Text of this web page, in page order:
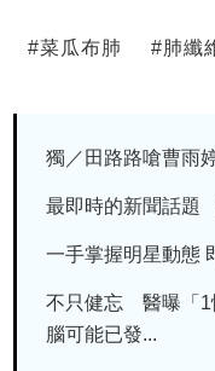
#菜瓜布肺 #肺纖
獨／田路路嗆曹雨
最即時的新聞話題
一手掌握明星動態
不只健忘 醫曝「1
腦可能已發...